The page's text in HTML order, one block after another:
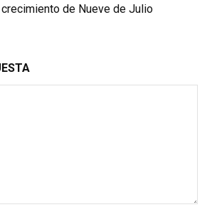
crecimiento de Nueve de Julio